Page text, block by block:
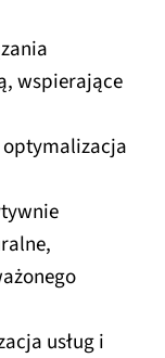
wspierające
usług i